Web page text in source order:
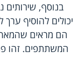
בנוסף,
יכולים להוסיף ערך
הם מראים
המשתתפים. זהו